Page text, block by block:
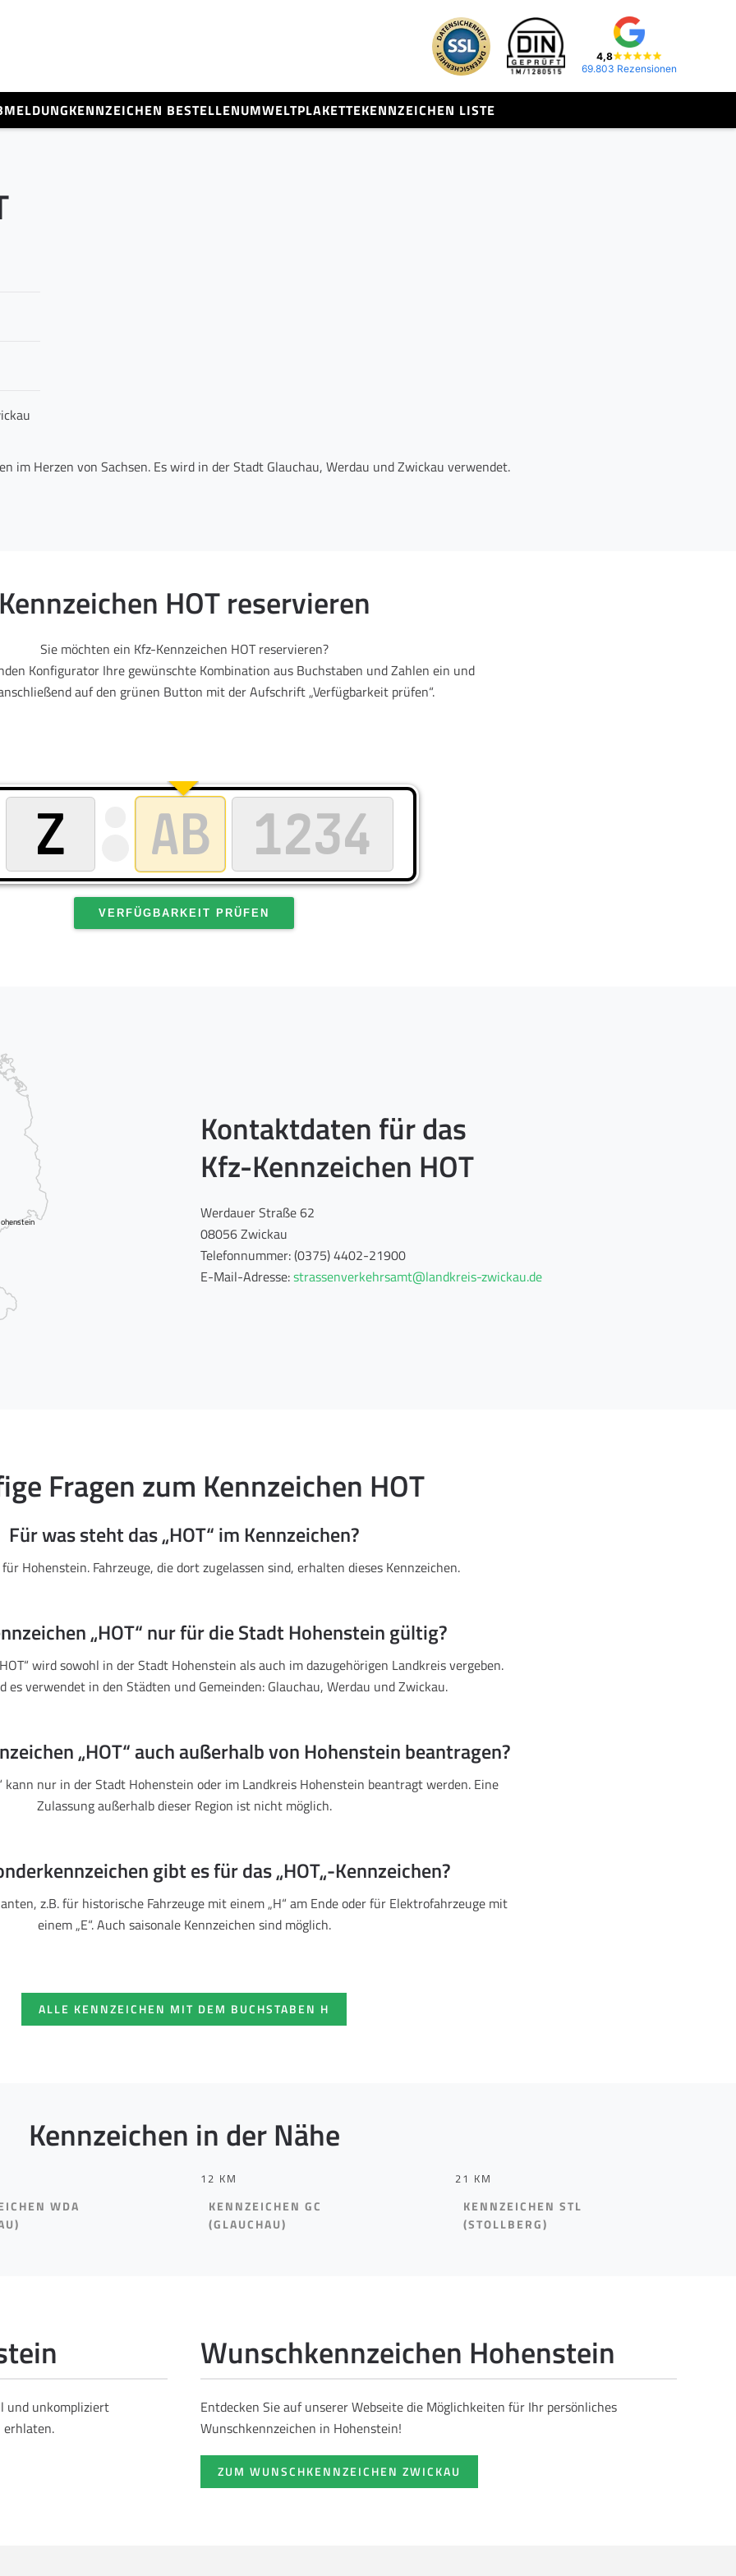
4,8
69.803 Rezensionen
KENNZEICHEN BESTELLENUMWELTPLAKETTEKENNZEICHEN LISTE
im Herzen von Sachsen. Es wird in der Stadt Glauchau, Werdau und Zwickau verwendet.
HOT reservieren
Sie möchten ein Kfz-Kennzeichen HOT reservieren?
Konfigurator Ihre gewünschte Kombination aus Buchstaben und Zahlen ein und
auf den grünen Button mit der Aufschrift „Verfügbarkeit prüfen“.
VERFÜGBARKEIT PRÜFEN
Kontaktdaten für das
Kfz-Kennzeichen HOT
Werdauer Straße 62
08056 Zwickau
Telefonnummer: (0375) 4402-21900
E-Mail-Adresse:strassenverkehrsamt@landkreis-zwickau.de
Fragen zum Kennzeichen HOT
Für was steht das „HOT“ im Kennzeichen?
für Hohenstein. Fahrzeuge, die dort zugelassen sind, erhalten dieses Kennzeichen.
„HOT“ nur für die Stadt Hohenstein gültig?
wird sowohl in der Stadt Hohenstein als auch im dazugehörigen Landkreis vergeben.
es verwendet in den Städten und Gemeinden: Glauchau, Werdau und Zwickau.
„HOT“ auch außerhalb von Hohenstein beantragen?
kann nur in der Stadt Hohenstein oder im Landkreis Hohenstein beantragt werden. Eine
Zulassung außerhalb dieser Region ist nicht möglich.
gibt es für das „HOT„-Kennzeichen?
z.B. für historische Fahrzeuge mit einem „H“ am Ende oder für Elektrofahrzeuge mit
einem „E“. Auch saisonale Kennzeichen sind möglich.
ALLE KENNZEICHEN MIT DEM BUCHSTABEN H
Kennzeichen in der Nähe
WDA
12 KM
KENNZEICHEN GC
(GLAUCHAU)
21 KM
KENNZEICHEN STL
(STOLLBERG)
und unkompliziert
erhlaten.
Wunschkennzeichen Hohenstein
Entdecken Sie auf unserer Webseite die Möglichkeiten für Ihr persönliches
Wunschkennzeichen in Hohenstein!
ZUM WUNSCHKENNZEICHEN ZWICKAU